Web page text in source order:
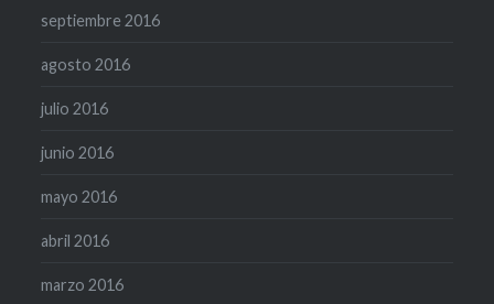
septiembre 2016
agosto 2016
julio 2016
junio 2016
mayo 2016
abril 2016
marzo 2016